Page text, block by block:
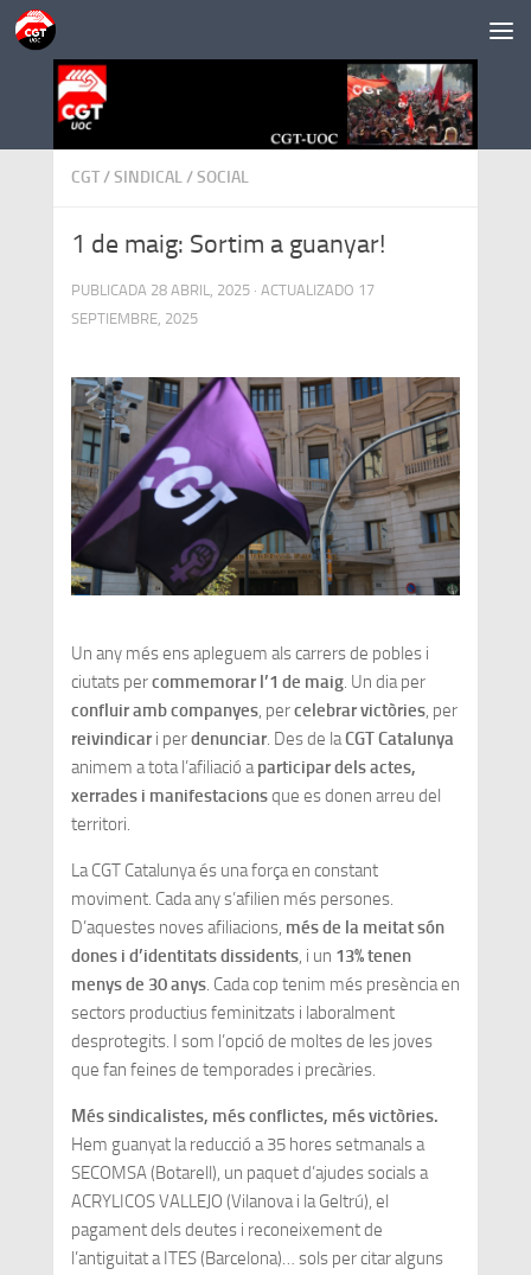
Saltar al contenido
CGT/SINDICAL/SOCIAL
1 de maig: Sortim a guanyar!
PUBLICADA 28 ABRIL, 2025· ACTUALIZADO 17
SEPTIEMBRE, 2025
Un any més ens apleguem als carrers de pobles i
ciutats percommemorar l’1 de maig. Un dia per
confluir amb companyes, percelebrar victòries, per
reivindicari perdenunciar. Des de laCGT Catalunya
animem a tota l’afiliació aparticipar dels actes,
xerrades i manifestacionsque es donen arreu del
territori.
La CGT Catalunya és una força en constant
moviment. Cada any s’afilien més persones.
D’aquestes noves afiliacions, més de la meitat són
dones i d’identitats dissidents, i un 13% tenen
menys de 30 anys. Cada cop tenim més presència en
sectors productius feminitzats i laboralment
desprotegits. I som l’opció de moltes de les joves
que fan feines de temporades i precàries.
Més sindicalistes, més conflictes, més victòries.
Hem guanyat la reducció a 35 hores setmanals a
SECOMSA (Botarell), un paquet d’ajudes socials a
ACRYLICOS VALLEJO (Vilanova i la Geltrú), el
pagament dels deutes i reconeixement de
l’antiguitat a ITES (Barcelona)… sols per citar alguns